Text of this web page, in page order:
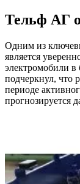
Тельф АГ
Одним из
является
электромобили
подчеркнул, что
периоде
прогнозируется